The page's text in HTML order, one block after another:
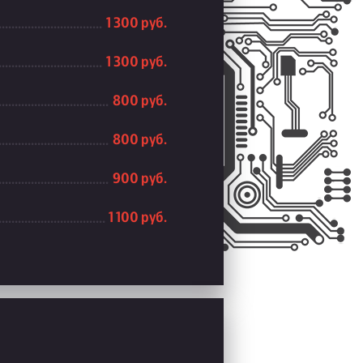
1 300 руб.
1 300 руб.
800 руб.
800 руб.
900 руб.
1 100 руб.